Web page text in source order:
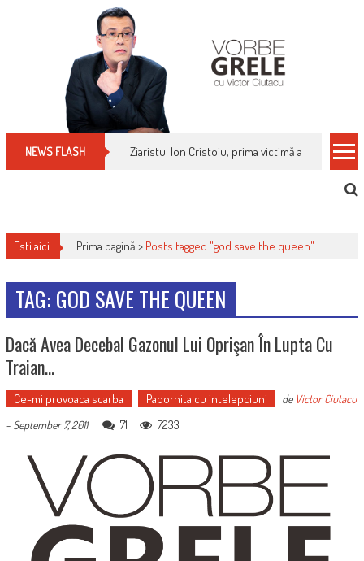
NEWS FLASH Ziaristul Ion Cristoiu, prima victimă a noi
Esti aici: Prima pagină > Posts tagged "god save the queen"
TAG: GOD SAVE THE QUEEN
Dacă Avea Decebal Gazonul Lui Oprişan În Lupta Cu
Traian…
Ce-mi provoaca scarba Papornita cu intelepciuni de Victor Ciutacu
- September 7, 2011 71 7233